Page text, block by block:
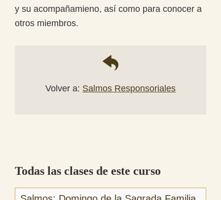
y su acompañamieno, así como para conocer a
otros miembros.
Volver a: Salmos Responsoriales
Todas las clases de este curso